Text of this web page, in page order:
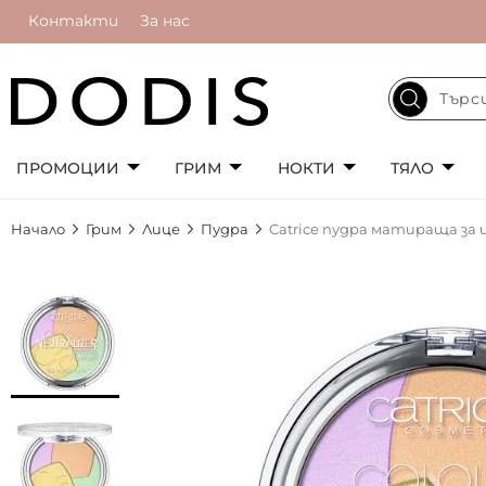
Контакти За нас
ПРОМОЦИИ ГРИМ НОКТИ ТЯЛО
Начало Грим Лице Пудра Catrice пудра матираща за
към
края
на
галерията
изображенията